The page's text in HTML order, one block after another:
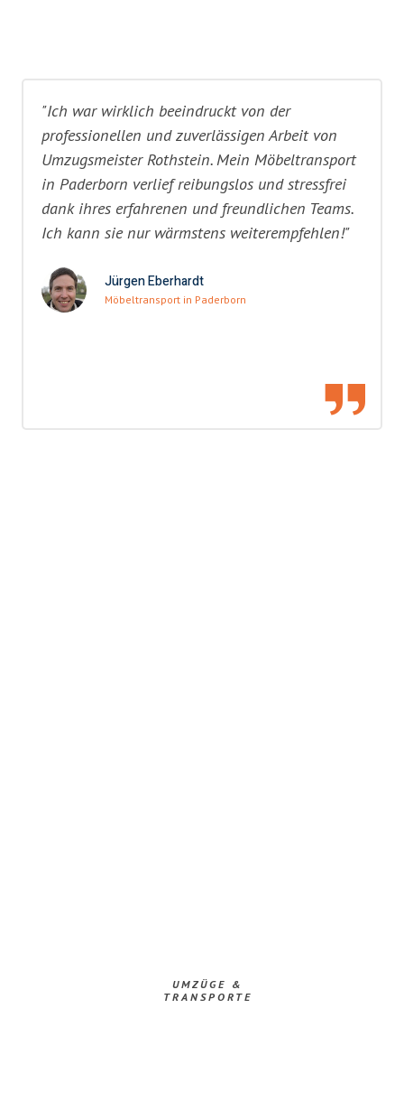
"Ich war wirklich beeindruckt von der
professionellen und zuverlässigen Arbeit von
Umzugsmeister Rothstein. Mein Möbeltransport
in Paderborn verlief reibungslos und stressfrei
dank ihres erfahrenen und freundlichen Teams.
Ich kann sie nur wärmstens weiterempfehlen!"
Jürgen Eberhardt
Möbeltransport in Paderborn
UMZÜGE &
TRANSPORTE